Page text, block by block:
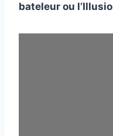
bateleur ou